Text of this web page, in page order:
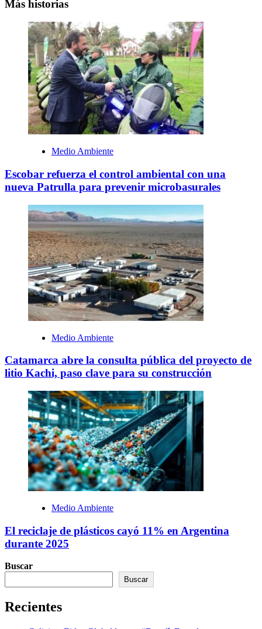
Más historias
Medio Ambiente
Escobar refuerza el control ambiental con una
nueva Patrulla para prevenir microbasurales
Medio Ambiente
Catamarca abre la consulta pública del proyecto de
litio Kachi, paso clave para su construcción
Medio Ambiente
El reciclaje de plásticos cayó 11% en Argentina
durante 2025
Buscar
Buscar
Recientes